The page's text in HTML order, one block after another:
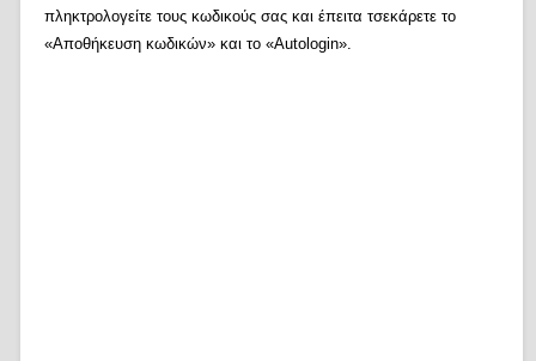
πληκτρολογείτε τους κωδικούς σας και έπειτα τσεκάρετε το
«Αποθήκευση κωδικών» και το «Autologin».